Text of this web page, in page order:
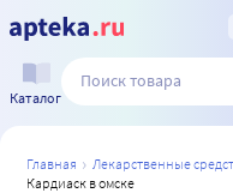
Каталог
главная лекарственные
кардиаск в омске